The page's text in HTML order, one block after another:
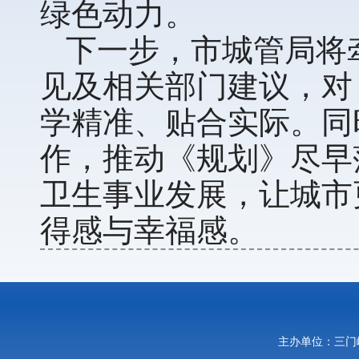
绿色动力。
下一步，市城管局
见及相关部门建议，
学精准、贴合实际。
作，推动《规划》尽
卫生事业发展，让城
得感与幸福感。
主办单位：三